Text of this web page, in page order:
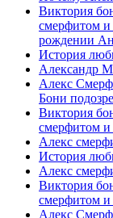
Виктория
смерфитом
рождении
История
Александр
Алекс
Бони
Виктория
смерфитом
Алекс
История
Алекс
Виктория
смерфитом
Алекс